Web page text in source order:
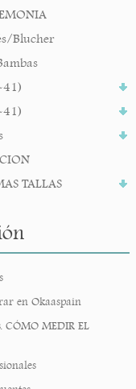
Blucher
TALLAS
en Okaaspain
CÓMO MEDIR EL